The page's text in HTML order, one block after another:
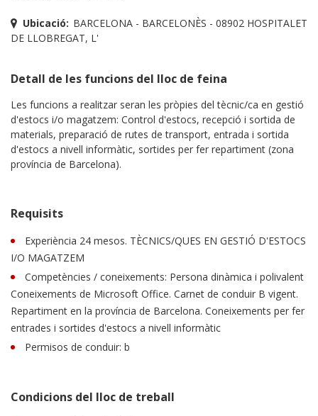
Ubicació: BARCELONA - BARCELONÈS - 08902 HOSPITALET
DE LLOBREGAT, L'
Detall de les funcions del lloc de feina
Les funcions a realitzar seran les pròpies del tècnic/ca en gestió
d'estocs i/o magatzem: Control d'estocs, recepció i sortida de
materials, preparació de rutes de transport, entrada i sortida
d'estocs a nivell informàtic, sortides per fer repartiment (zona
província de Barcelona).
Requisits
Experiència 24 mesos. TÈCNICS/QUES EN GESTIÓ D'ESTOCS
I/O MAGATZEM
Competències / coneixements: Persona dinàmica i polivalent
Coneixements de Microsoft Office. Carnet de conduir B vigent.
Repartiment en la província de Barcelona. Coneixements per fer
entrades i sortides d'estocs a nivell informàtic
Permisos de conduir: b
Condicions del lloc de treball